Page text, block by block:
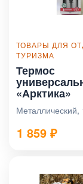
ТОВАРЫ ДЛЯ
ТУРИЗМА
Термос
«Арктика»
Металлический,
1 859 ₽